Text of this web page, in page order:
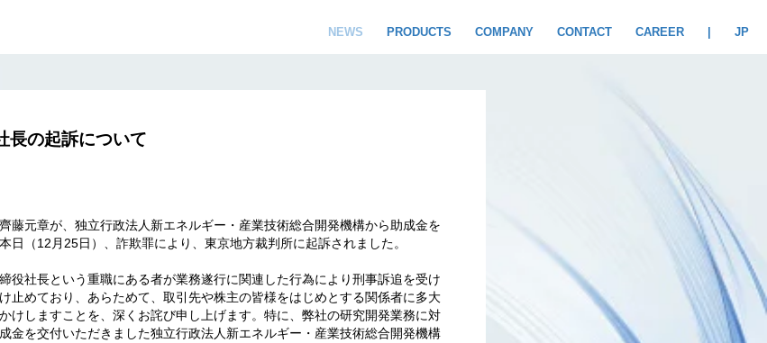
NEWS PRODUCTS COMPANY CONTACT CAREER JP
長の起訴について
藤元章が、独立行政法人新エネルギー・産業技術総合開発機構から助成金を
日（12月25日）、詐欺罪により、東京地方裁判所に起訴されました。
役社長という重職にある者が業務遂行に関連した行為により刑事訴追を受け
止めており、あらためて、取引先や株主の皆様をはじめとする関係者に多大
けしますことを、深くお詫び申し上げます。特に、弊社の研究開発業務に対
金を交付いただきました独立行政法人新エネルギー・産業技術総合開発機構